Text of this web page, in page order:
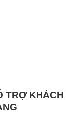
TRỢ KHÁCH